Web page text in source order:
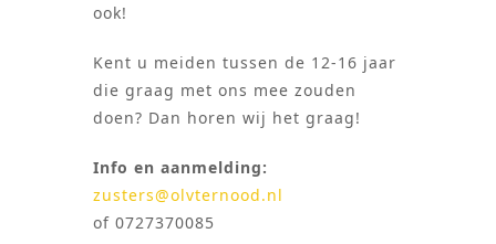
ook!
Kent u meiden tussen de 12-16 jaar
die graag met ons mee zouden
doen? Dan horen wij het graag!
Info en aanmelding:
zusters@olvternood.nl
of 0727370085